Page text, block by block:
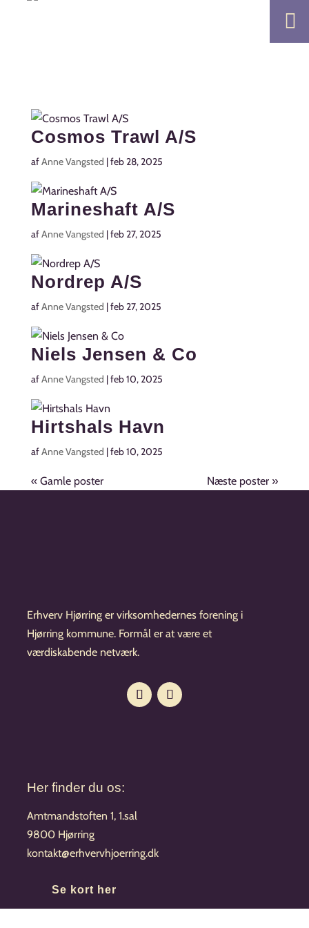

Cosmos Trawl A/S
afAnne Vangsted |feb 28, 2025
Marineshaft A/S
afAnne Vangsted |feb 27, 2025
Nordrep A/S
afAnne Vangsted |feb 27, 2025
Niels Jensen & Co
afAnne Vangsted |feb 10, 2025
Hirtshals Havn
afAnne Vangsted |feb 10, 2025
« Gamle poster Næste poster »
Erhverv Hjørring er virksomhedernes forening i
Hjørring kommune. Formål er at være et
værdiskabende netværk.
Her finder du os:
Amtmandstoften 1, 1.sal
9800 Hjørring
kontakt@erhvervhjoerring.dk
Se kort her